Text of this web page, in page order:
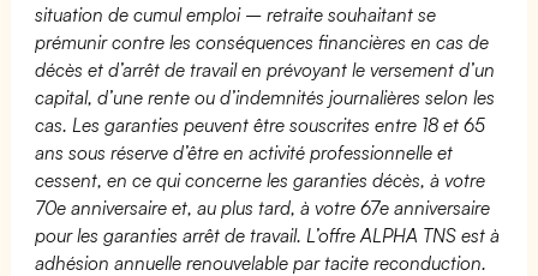
situation de cumul emploi – retraite souhaitant se
prémunir contre les conséquences financières en cas de
décès et d’arrêt de travail en prévoyant le versement d’un
capital, d’une rente ou d’indemnités journalières selon les
cas. Les garanties peuvent être souscrites entre 18 et 65
ans sous réserve d’être en activité professionnelle et
cessent, en ce qui concerne les garanties décès, à votre
70e anniversaire et, au plus tard, à votre 67e anniversaire
pour les garanties arrêt de travail. L’offre ALPHA TNS est à
adhésion annuelle renouvelable par tacite reconduction.